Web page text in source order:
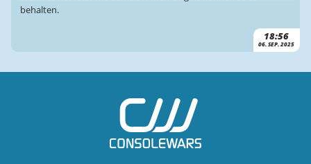
18:56
06. SEP. 2025
behalten.